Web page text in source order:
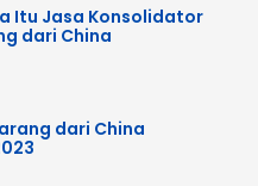
Itu Jasa Konsolidator
dari China
dari China